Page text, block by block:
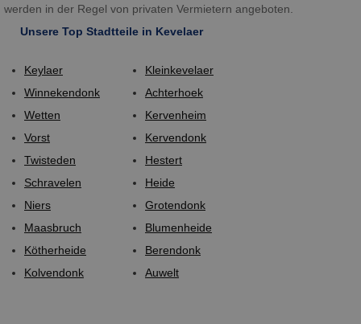
werden in der Regel von privaten Vermietern angeboten.
Unsere Top Stadtteile in Kevelaer
Keylaer
Winnekendonk
Wetten
Vorst
Twisteden
Schravelen
Niers
Maasbruch
Kötherheide
Kolvendonk
Kleinkevelaer
Achterhoek
Kervenheim
Kervendonk
Hestert
Heide
Grotendonk
Blumenheide
Berendonk
Auwelt